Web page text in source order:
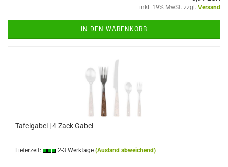
inkl. 19% MwSt. zzgl. Versand
IN DEN WARENKORB
Tafelgabel | 4 Zack Gabel
Lieferzeit: 2-3 Werktage (Ausland abweichend)